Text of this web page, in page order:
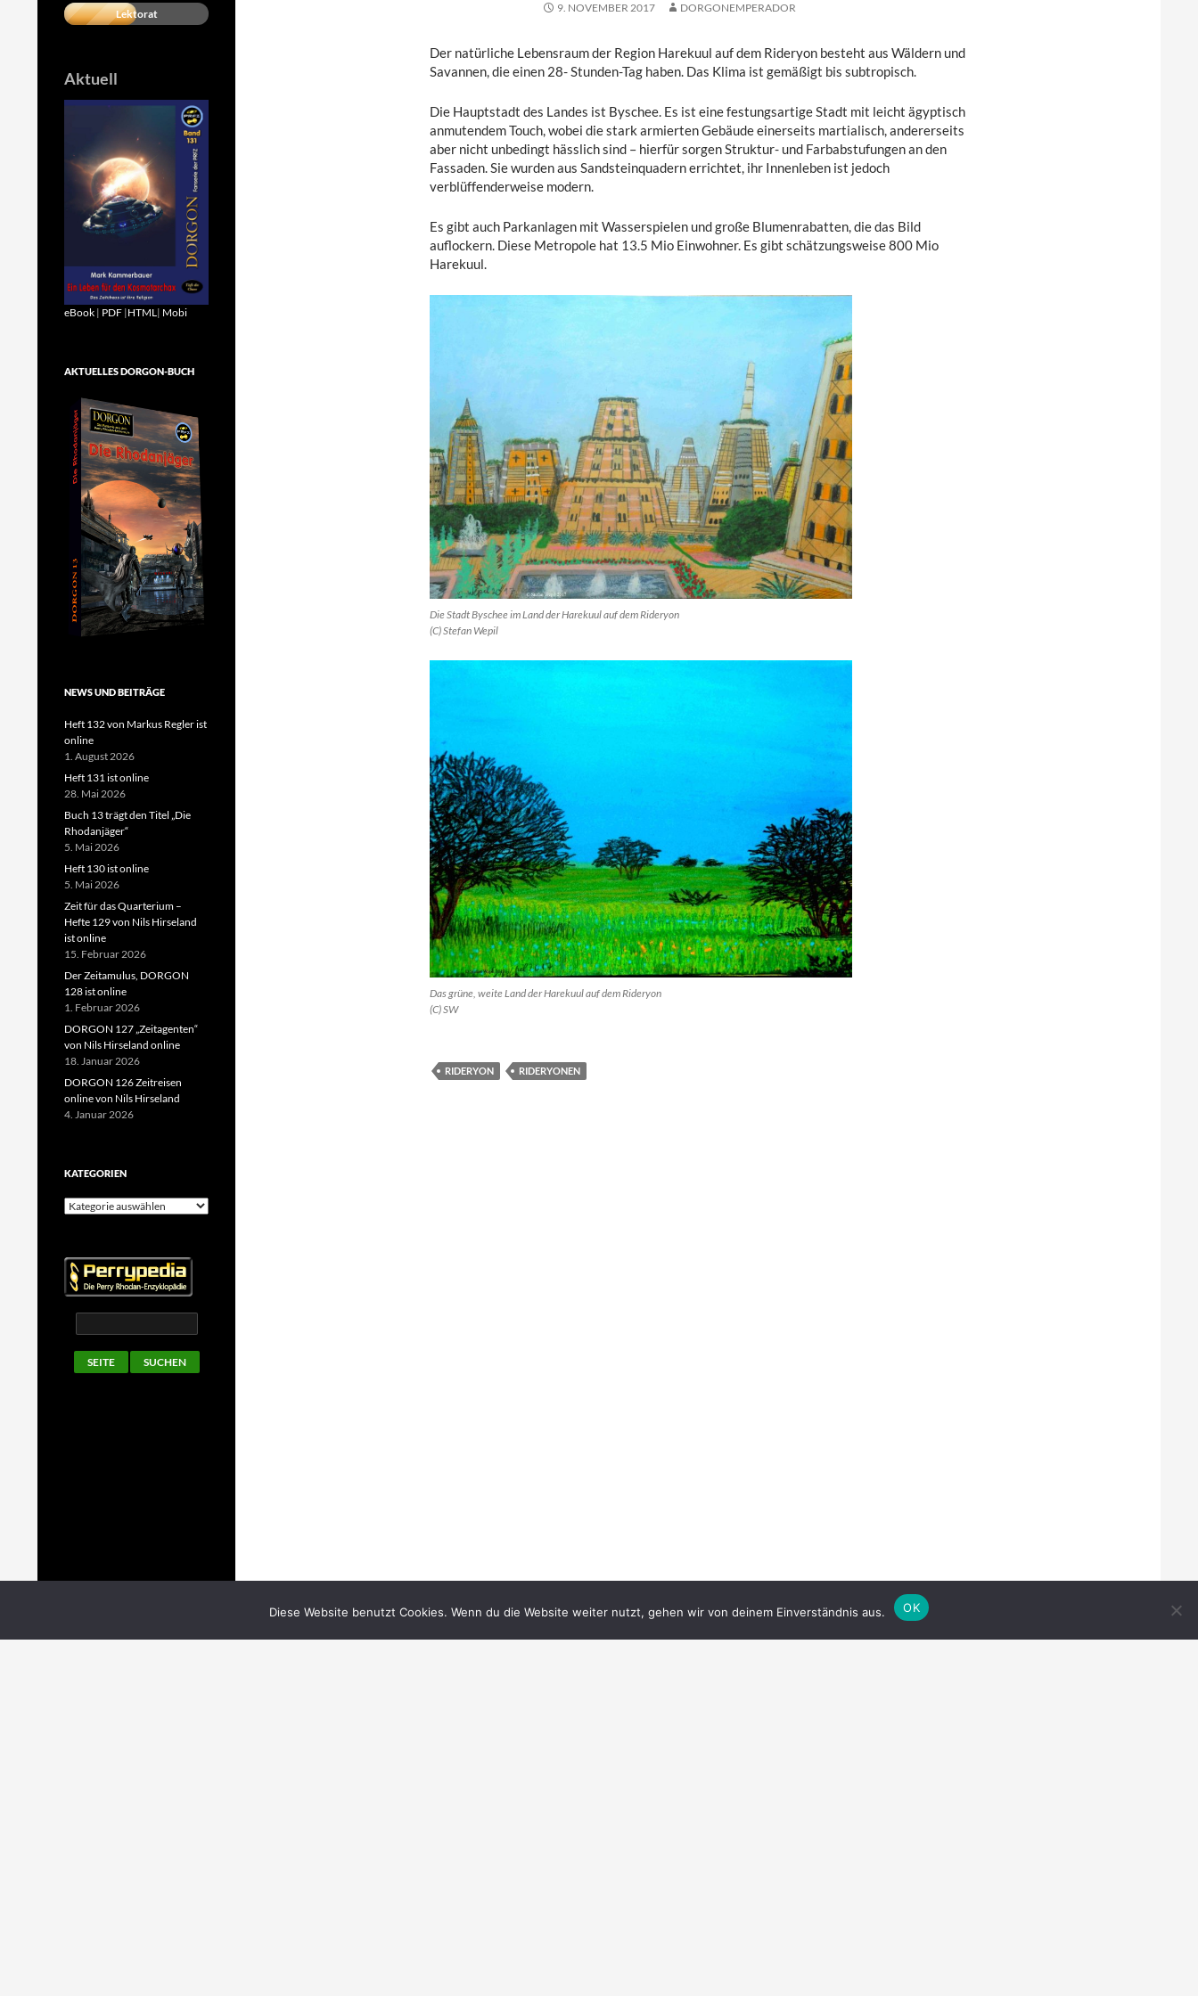
9. NOVEMBER 2017 DORGONEMPERADOR
Der natürliche Lebensraum der Region Harekuul auf dem Rideryon besteht aus Wäldern und
Savannen, die einen 28- Stunden-Tag haben. Das Klima ist gemäßigt bis subtropisch.
Die Hauptstadt des Landes ist Byschee. Es ist eine festungsartige Stadt mit leicht ägyptisch
anmutendem Touch, wobei die stark armierten Gebäude einerseits martialisch, andererseits
aber nicht unbedingt hässlich sind – hierfür sorgen Struktur- und Farbabstufungen an den
Fassaden. Sie wurden aus Sandsteinquadern errichtet, ihr Innenleben ist jedoch
verblüffenderweise modern.
Es gibt auch Parkanlagen mit Wasserspielen und große Blumenrabatten, die das Bild
auflockern. Diese Metropole hat 13.5 Mio Einwohner. Es gibt schätzungsweise 800 Mio
Harekuul.
Die Stadt Byschee im Land der Harekuul auf dem Rideryon
(C) Stefan Wepil
Das grüne, weite Land der Harekuul auf dem Rideryon
(C) SW
RIDERYON RIDERYONEN
Lektorat
Aktuell
eBook | PDF |HTML | Mobi
AKTUELLES DORGON-BUCH
NEWS UND BEITRÄGE
Heft 132 von Markus Regler ist
online
1. August 2026
Heft 131 ist online
28. Mai 2026
Buch 13 trägt den Titel „Die
Rhodanjäger“
5. Mai 2026
Heft 130 ist online
5. Mai 2026
Zeit für das Quarterium –
Hefte 129 von Nils Hirseland
ist online
15. Februar 2026
Der Zeitamulus, DORGON
128 ist online
1. Februar 2026
DORGON 127 „Zeitagenten“
von Nils Hirseland online
18. Januar 2026
DORGON 126 Zeitreisen
online von Nils Hirseland
4. Januar 2026
KATEGORIEN
Kategorien
Diese Website benutzt Cookies. Wenn du die Website weiter nutzt, gehen wir von deinem Einverständnis aus. OK